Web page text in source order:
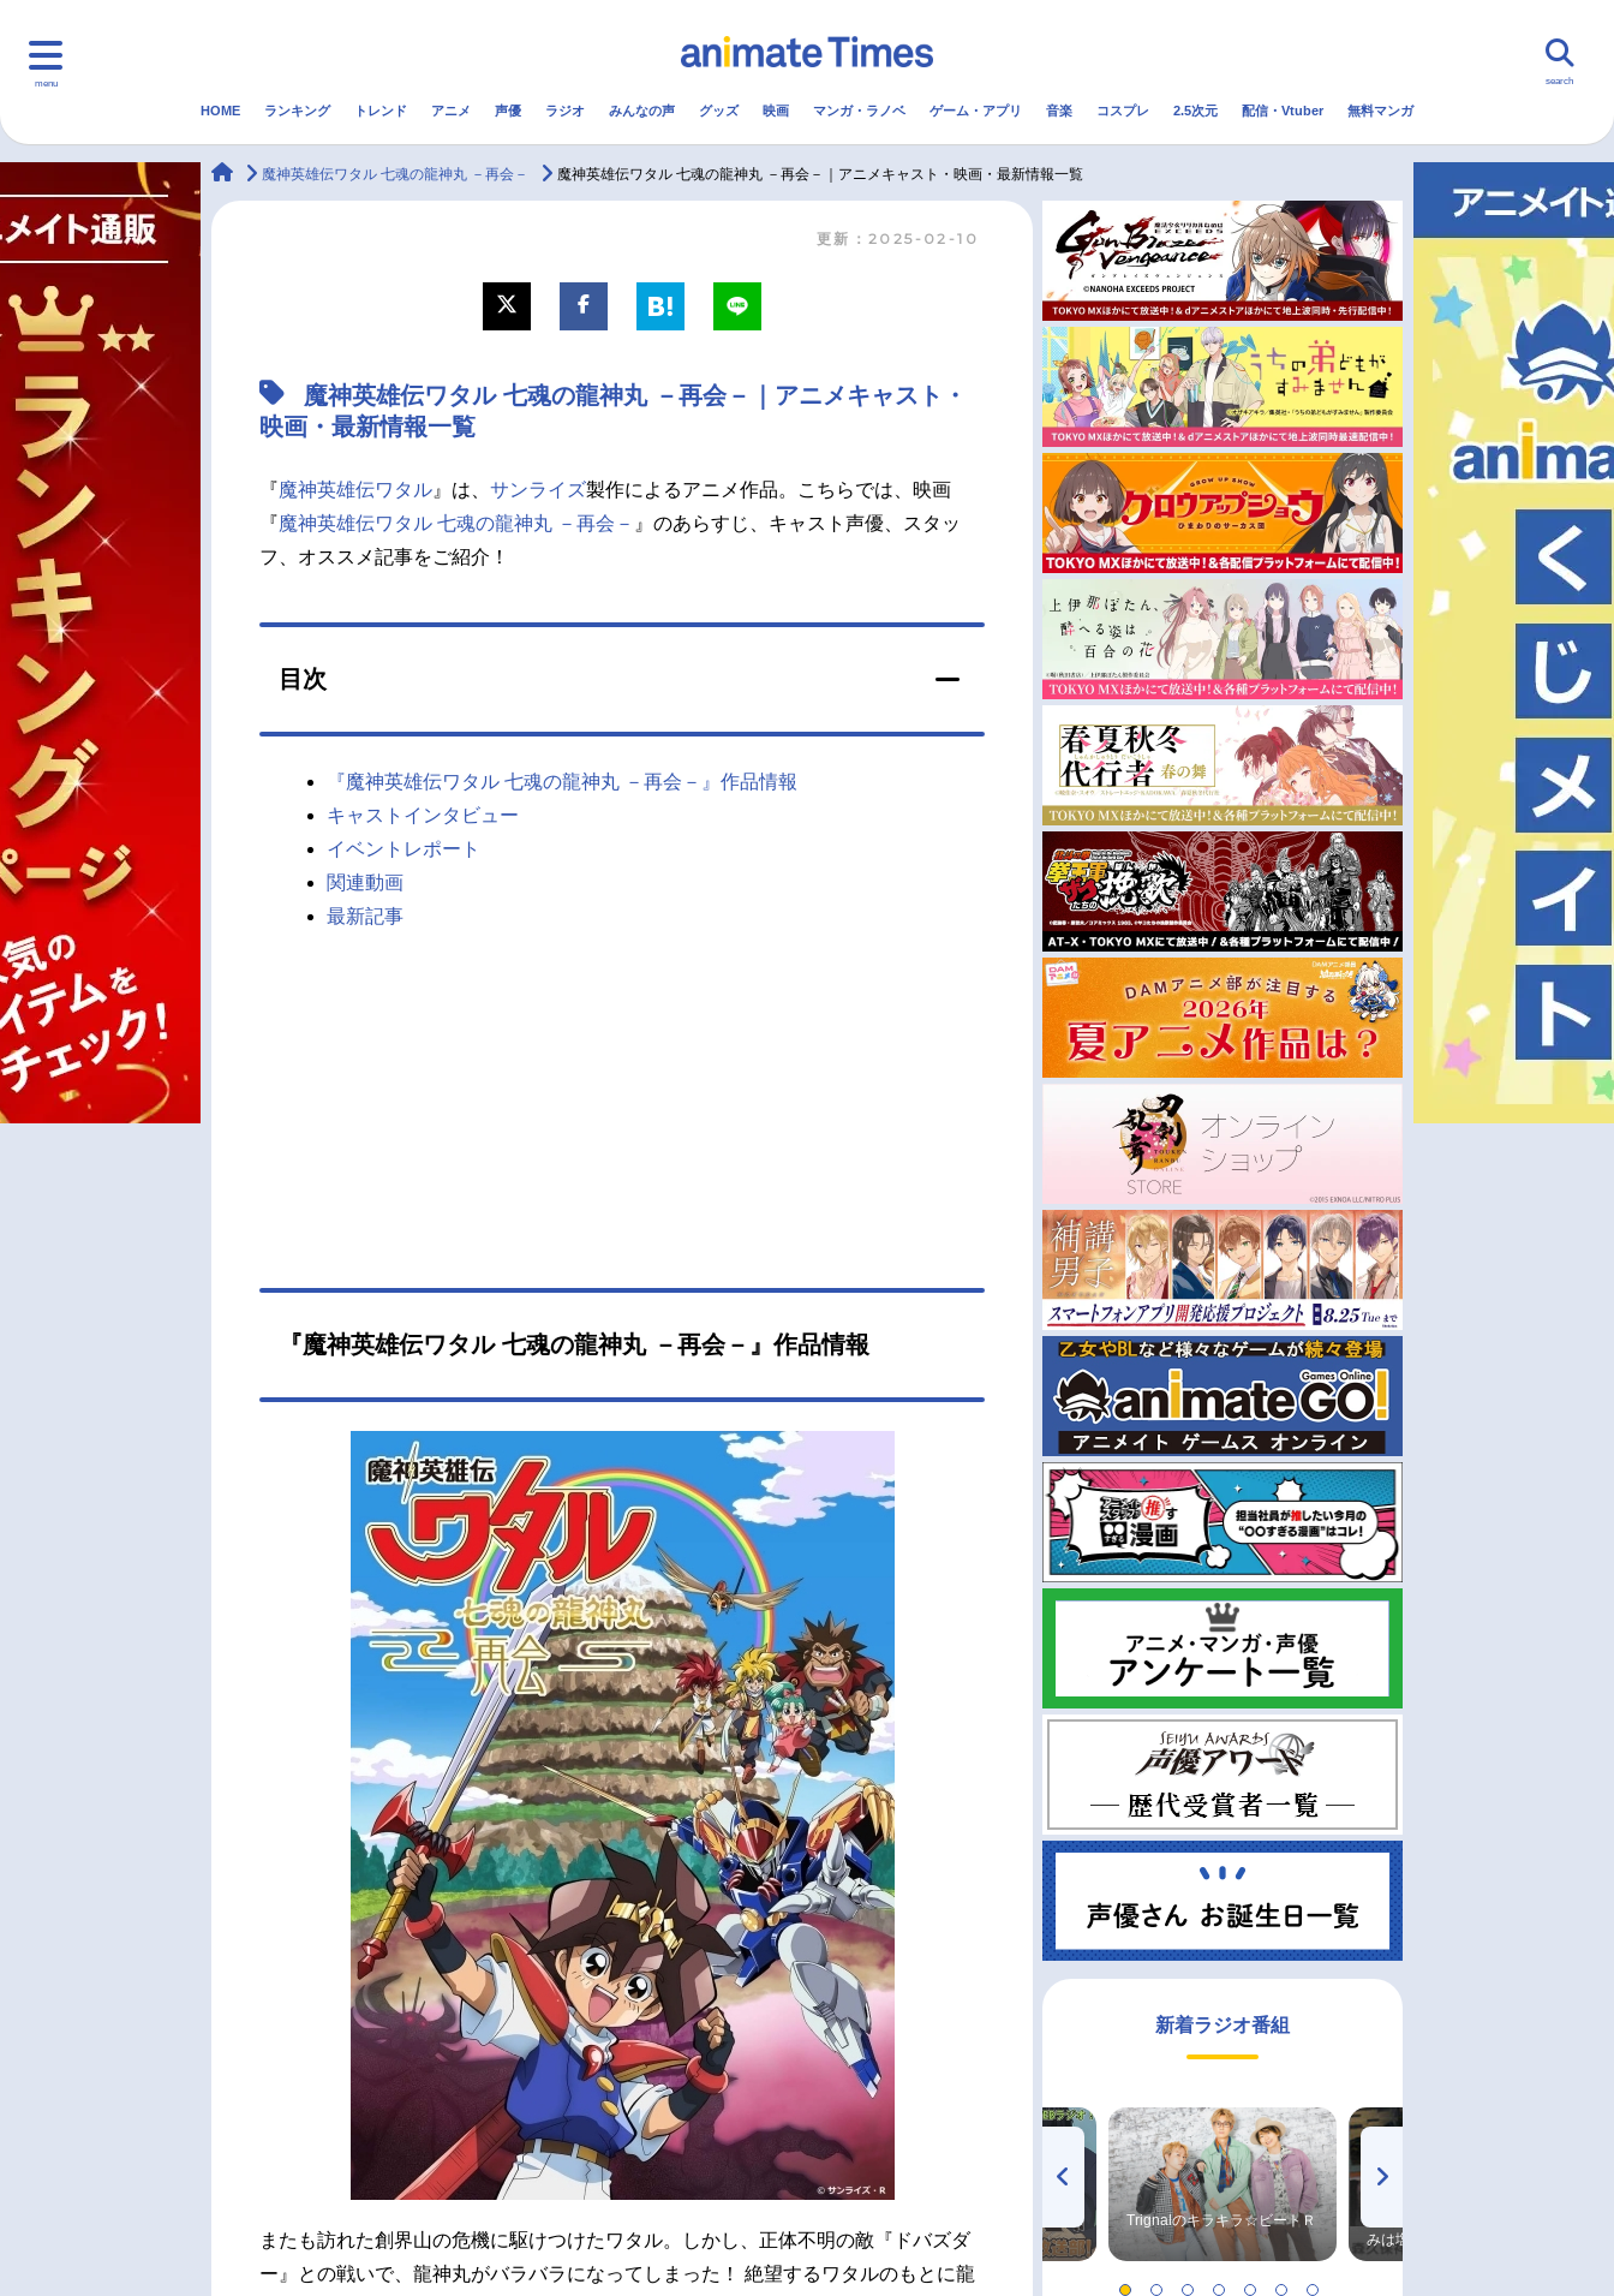
menu
マンガ・ラノベ 2.5次元 配信・Vtuber トレンド 無料マンガ
声優記事一覧
アニメ映画一覧
男性声優/女性声優一覧
今期アニメ曜日別一覧
夏アニメ
秋アニメ
冬アニメ
search
HOME ランキング トレンド アニメ 声優 ラジオ みんなの声 グッズ 映画 マンガ・ラノベ ゲーム・アプリ 音楽 コスプレ 2.5次元 配信・Vtuber 無料マンガ
animateTimes
魔神英雄伝ワタル 七魂の龍神丸 －再会－ 魔神英雄伝ワタル 七魂の龍神丸 －再会－｜アニメキャスト・映画・最新情報一覧
更新：2025-02-10
魔神英雄伝ワタル 七魂の龍神丸 －再会－｜アニメキャスト・
映画・最新情報一覧
『魔神英雄伝ワタル 』は、 サンライズ製作によるアニメ作品。こちらでは、映画
『魔神英雄伝ワタル 七魂の龍神丸 －再会－ 』のあらすじ、キャスト声優、スタッ
フ、オススメ記事をご紹介！
目次
『魔神英雄伝ワタル 七魂の龍神丸 －再会－』作品情報
キャストインタビュー
イベントレポート
関連動画
最新記事
『魔神英雄伝ワタル 七魂の龍神丸 －再会－』作品情報
またも訪れた創界山の危機に駆けつけたワタル。しかし、正体不明の敵『ドバズダ
ー』との戦いで、龍神丸がバラバラになってしまった！ 絶望するワタルのもとに龍
新着ラジオ番組
radio 大直会 2nd season
Trignalのキラキラ☆ビートＲ
みは塩だけ